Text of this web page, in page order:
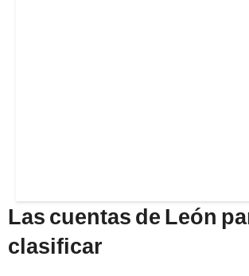
Las cuentas de León
clasificar